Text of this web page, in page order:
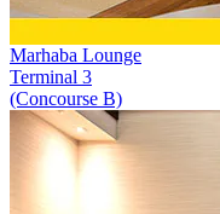
Marhaba Lounge
Terminal 3
(Concourse B)